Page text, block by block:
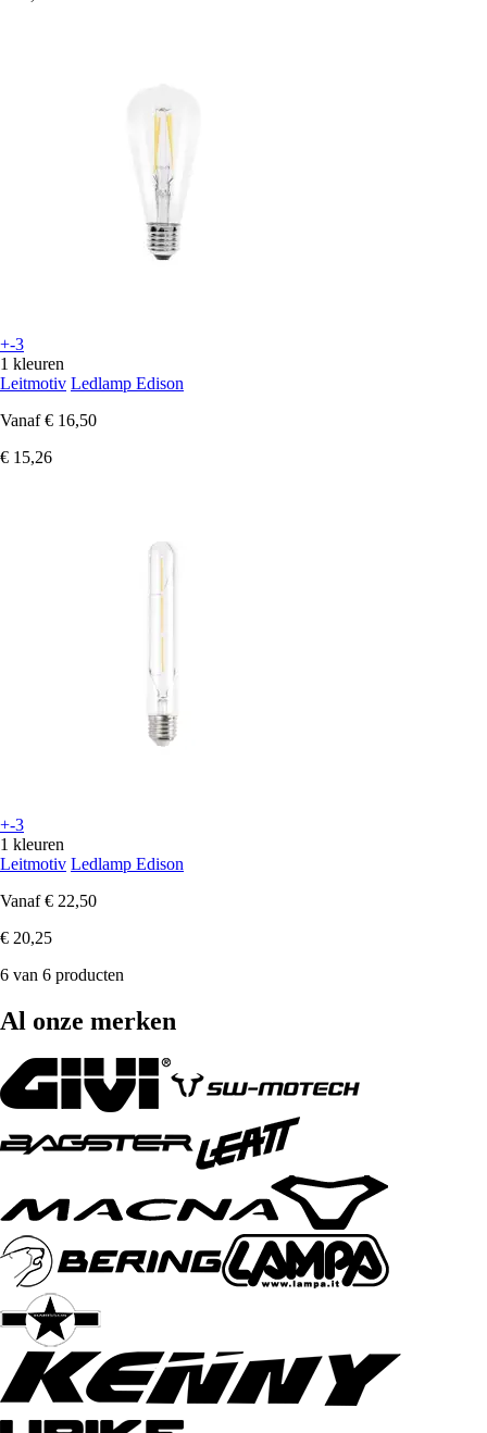
+-3
1 kleuren
Leitmotiv Ledlamp Edison
Vanaf € 16,50
€ 15,26
+-3
1 kleuren
Leitmotiv Ledlamp Edison
Vanaf € 22,50
€ 20,25
6 van 6 producten
Al onze merken